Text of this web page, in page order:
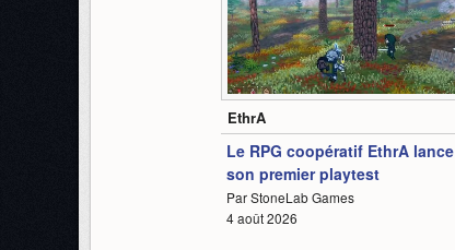
EthrA
Le RPG coopératif EthrA lance
son premier playtest
Par StoneLab Games
4 août 2026